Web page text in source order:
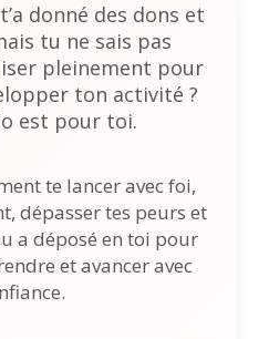
donné des dons et
tu ne sais pas
pleinement pour
ton activité ?
est pour toi.
te lancer avec foi,
dépasser tes peurs et
a déposé en toi pour
et avancer avec